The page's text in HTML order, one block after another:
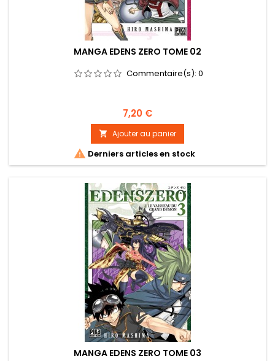
MANGA EDENS ZERO TOME 02
Commentaire(s): 0
Prix
7,20 €
 Ajouter au panier
 Derniers articles en stock
MANGA EDENS ZERO TOME 03